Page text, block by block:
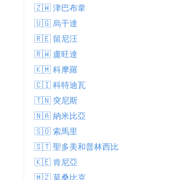
🇿🇼 津巴布韋
🇺🇬 烏干達
🇷🇪 留尼汪
🇷🇼 盧旺達
🇰🇲 科摩羅
🇨🇮 科特迪瓦
🇹🇳 突尼斯
🇳🇦 納米比亞
🇸🇴 索馬里
🇸🇹 聖多美和普林西比
🇰🇪 肯尼亞
🇲🇿 莫桑比克